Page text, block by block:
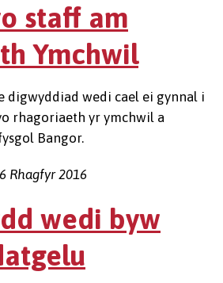
staff am
Ymchwil
digwyddiad wedi cael ei gynnal i
rhagoriaeth yr ymchwil a
Bangor.
Rhagfyr 2016
wedi byw